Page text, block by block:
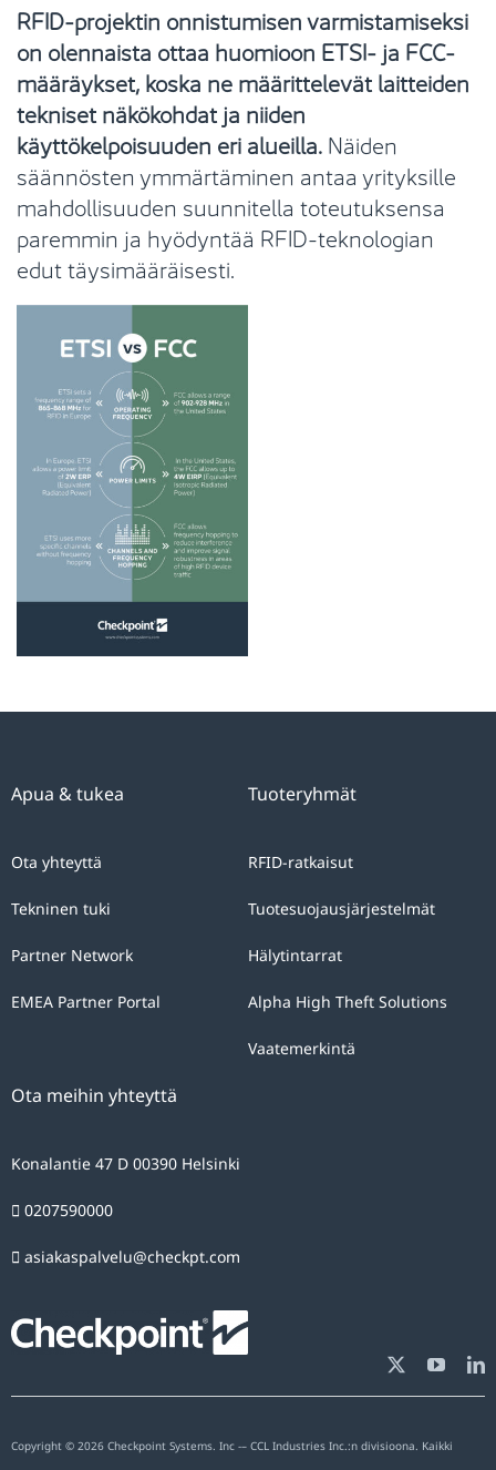
RFID-projektin onnistumisen varmistamiseksi
on olennaista ottaa huomioon ETSI- ja FCC-
määräykset, koska ne määrittelevät laitteiden
tekniset näkökohdat ja niiden
käyttökelpoisuuden eri alueilla.Näiden
säännösten ymmärtäminen antaa yrityksille
mahdollisuuden suunnitella toteutuksensa
paremmin ja hyödyntää RFID-teknologian
edut täysimääräisesti.
Tuoteryhmät
RFID-ratkaisut
Tuotesuojausjärjestelmät
Hälytintarrat
Alpha High Theft Solutions
Vaatemerkintä
Apua & tukea
Ota yhteyttä
Tekninen tuki
Partner Network
EMEA Partner Portal
Ota meihin yhteyttä
Konalantie 47 D 00390 Helsinki
0207590000
asiakaspalvelu@checkpt.com
Copyright © 2026 Checkpoint Systems. Inc -– CCL Industries Inc.:n divisioona. Kaikki